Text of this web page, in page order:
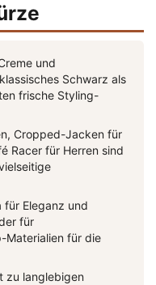
und
Schwarz als
frische Styling-
Cropped-Jacken für
Racer für Herren sind
für Eleganz und
für
Materialien für die
zu langlebigen